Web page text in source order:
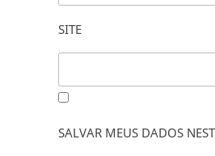
SITE
SALVAR MEUS DADOS